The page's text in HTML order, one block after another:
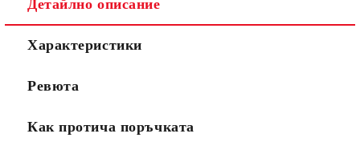
Детайлно описание
Характеристики
Ревюта
Как протича поръчката